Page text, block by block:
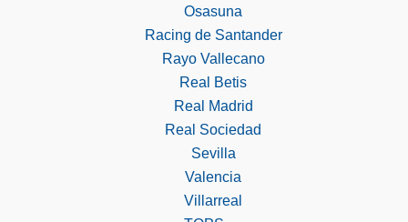
Osasuna
Racing de Santander
Rayo Vallecano
Real Betis
Real Madrid
Real Sociedad
Sevilla
Valencia
Villarreal